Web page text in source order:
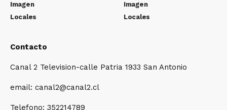
Imagen
Locales
Imagen
Locales
Contacto
Canal 2 Television-calle Patria 1933 San Antonio
email: canal2@canal2.cl
Telefono: 352214789